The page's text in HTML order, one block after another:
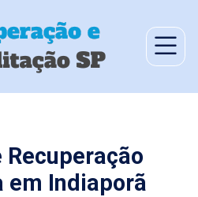
em Indiaporã